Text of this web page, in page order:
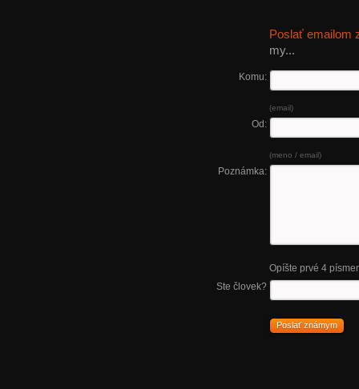
Poslať emailom
my...
Komu:
(email)
Od:
(meno / email)
Poznámka:
Opíšte prvé 4
Ste človek?
Poslať známym